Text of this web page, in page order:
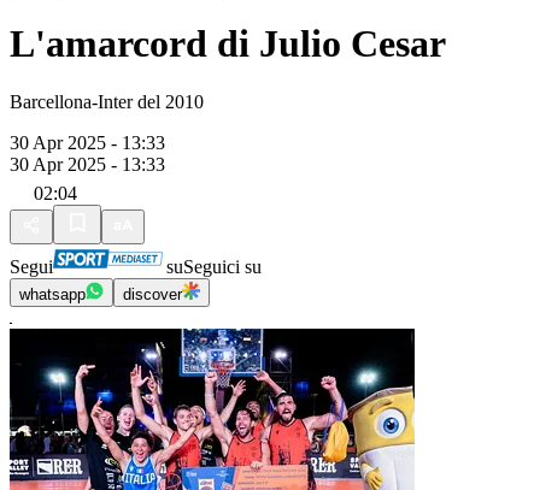
L'amarcord di Julio Cesar
Barcellona-Inter del 2010
30 Apr 2025 - 13:33
30 Apr 2025 - 13:33
02:04
Segui suSeguici su
whatsapp discover